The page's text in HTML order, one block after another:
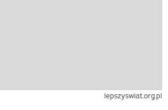
lepszyswiat.org.pl